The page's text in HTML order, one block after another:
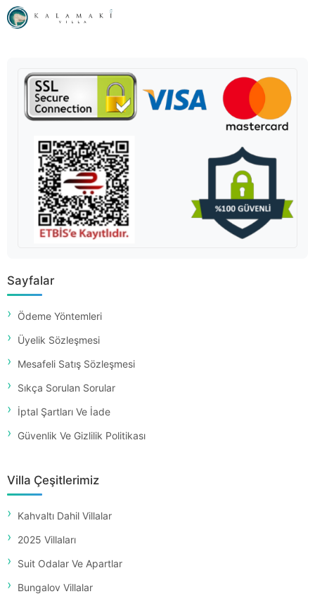
Sayfalar
Ödeme Yöntemleri
Üyelik Sözleşmesi
Mesafeli Satış Sözleşmesi
Sıkça Sorulan Sorular
İptal Şartları Ve İade
Güvenlik Ve Gizlilik Politikası
Villa Çeşitlerimiz
Kahvaltı Dahil Villalar
2025 Villaları
Suit Odalar Ve Apartlar
Bungalov Villalar